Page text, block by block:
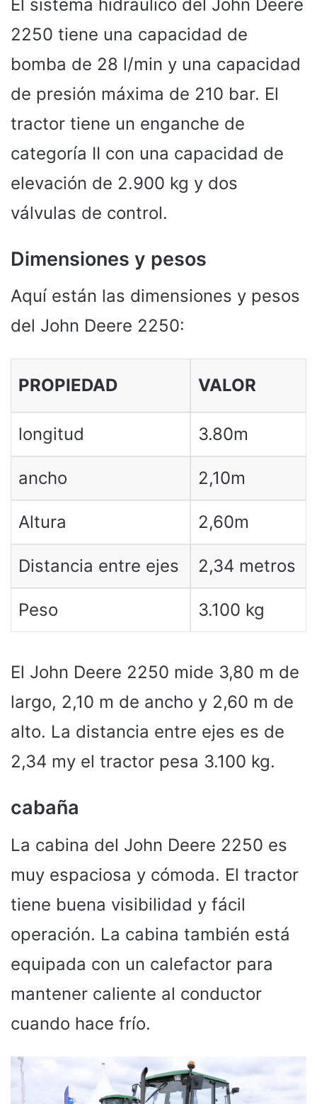
El sistema hidráulico del John Deere
2250 tiene una capacidad de
bomba de 28 l/min y una capacidad
de presión máxima de 210 bar. El
tractor tiene un enganche de
categoría II con una capacidad de
elevación de 2.900 kg y dos
válvulas de control.
Dimensiones y pesos
Aquí están las dimensiones y pesos
del John Deere 2250:
PROPIEDAD VALOR
longitud 3.80m
ancho 2,10m
Altura 2,60m
Distancia entre ejes 2,34 metros
Peso 3.100 kg
El John Deere 2250 mide 3,80 m de
largo, 2,10 m de ancho y 2,60 m de
alto. La distancia entre ejes es de
2,34 my el tractor pesa 3.100 kg.
cabaña
La cabina del John Deere 2250 es
muy espaciosa y cómoda. El tractor
tiene buena visibilidad y fácil
operación. La cabina también está
equipada con un calefactor para
mantener caliente al conductor
cuando hace frío.